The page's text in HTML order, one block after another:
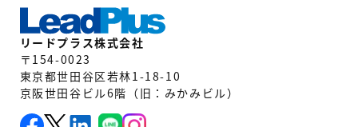
リードプラス株式会社
〒154-0023
東京都世田谷区若林1-18-10
京阪世田谷ビル6階（旧：みかみビル）